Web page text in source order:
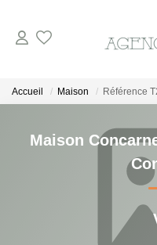
A
Accueil Maison Référence
Maison